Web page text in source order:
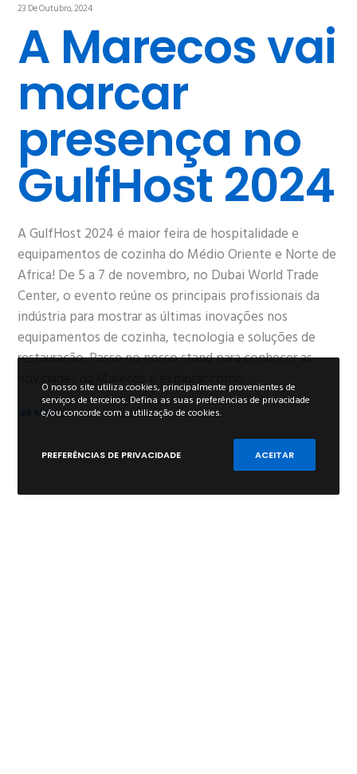
23 De Outubro, 2024
A Marecos vai
marcar
presença no
GulfHost 2024
A GulfHost 2024 é maior feira de hospitalidade e
equipamentos de cozinha do Médio Oriente e Norte de
Africa! De 5 a 7 de novembro, no Dubai World Trade
Center, o evento reúne os principais profissionais da
indústria para mostrar as últimas inovações nos
equipamentos de cozinha, tecnologia e soluções de
restauração. Passe no nosso stand para conhecer as
novidades da Marecos e explorar como…
LER MAIS
O nosso site utiliza cookies, principalmente provenientes de
serviços de terceiros. Defina as suas preferências de privacidade
e/ou concorde com a utilização de cookies.
PREFERÊNCIAS DE PRIVACIDADE ACEITAR